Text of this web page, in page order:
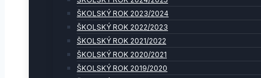
ŠKOLSKÝ ROK 2023/2024
ŠKOLSKÝ ROK 2022/2023
ŠKOLSKÝ ROK 2021/2022
ŠKOLSKÝ ROK 2020/2021
ŠKOLSKÝ ROK 2019/2020